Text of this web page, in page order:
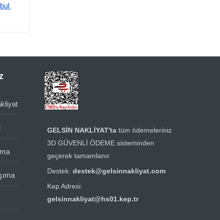
GELSİN NAKLİYAT'ta tüm ödemeleriniz
3D GÜVENLİ ÖDEME sisteminden
geçerek tamamlanır.
Destek: destek@gelsinnakliyat.com
Kep Adresi:
gelsinnakliyat@hs01.kep.tr